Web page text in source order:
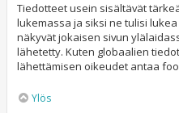
Tiedotteet usein sisältävät
lukemassa ja siksi ne tulisi
näkyvät jokaisen sivun
lähetetty. Kuten globaalien
lähettämisen oikeudet antaa
Ylös